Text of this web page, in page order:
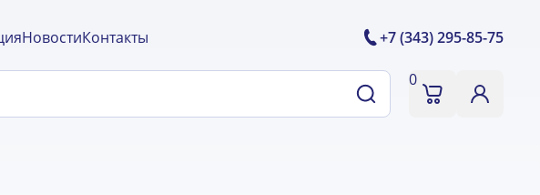
НовостиКонтакты +7 (343) 295-85-75
0